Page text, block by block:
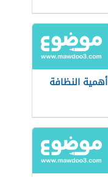
أهمية النظافة